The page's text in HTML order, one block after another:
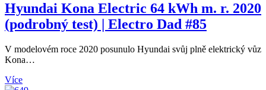
Hyundai Kona Electric 64 kWh m. r. 2020
(podrobný test) | Electro Dad #85
V modelovém roce 2020 posunulo Hyundai svůj plně elektrický vůz
Kona…
Více